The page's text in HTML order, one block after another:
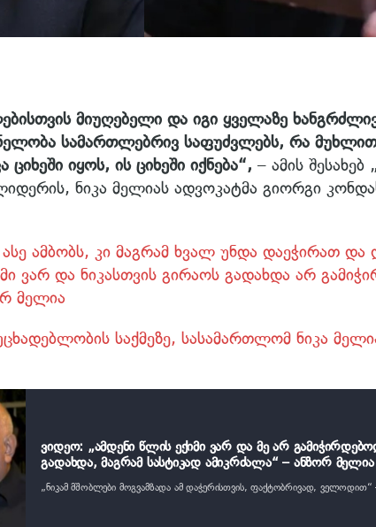
მიუღებელი და იგი ყველაზე
სამართლებრივ საფუძვლებს, რა
იყოს, ის ციხეში იქნება“, – ამის
ნიკა მელიას ადვოკატმა გიორგი
ამბობს, კი მაგრამ ხვალ უნდა დაეჭირათ
ვარ და ნიკასთვის გირაოს გადახდა არ
მელია
საქმეზე, სასამართლომ ნიკა
ვიდეო: „ამდენი წლის ექიმი ვარ და მე არ
გადახდა, მაგრამ სასტიკად ამიკრძალა“ – ანზორ მელია
„ნიკამ მშობლები მოგვამზადა ამ დაჭერისთვის, ფაქტობრივად,